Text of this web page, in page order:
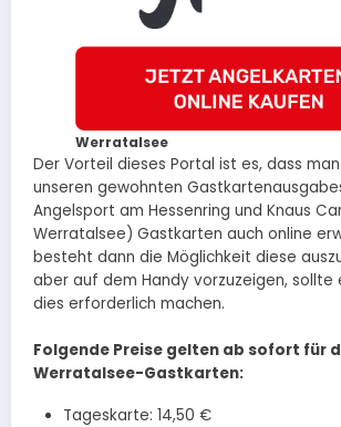
Werratalsee
Der Vorteil dieses Portal ist es, dass
unseren gewohnten
Angelsport am Hessenring und Knaus
Werratalsee) Gastkarten auch online
besteht dann die Möglichkeit diese
aber auf dem Handy vorzuzeigen, sollte
dies erforderlich machen.
Folgende Preise gelten ab sofort für
Werratalsee-Gastkarten:
Tageskarte: 14,50 €